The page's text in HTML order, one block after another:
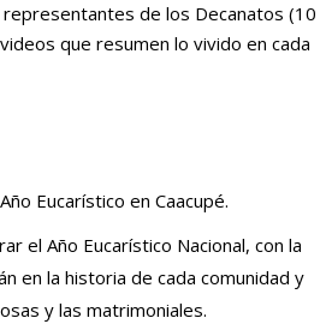
de los Decanatos (10
que resumen lo vivido en cada
Eucarístico en Caacupé.
el Año Eucarístico Nacional, con la
en la historia de cada comunidad y
y las matrimoniales.